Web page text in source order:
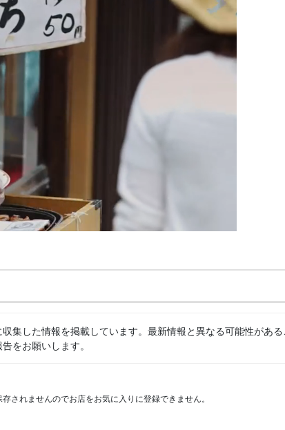
集した情報を掲載しています。最新情報と異なる可能性があ
告をお願いします。
されませんのでお店をお気に入りに登録できません。